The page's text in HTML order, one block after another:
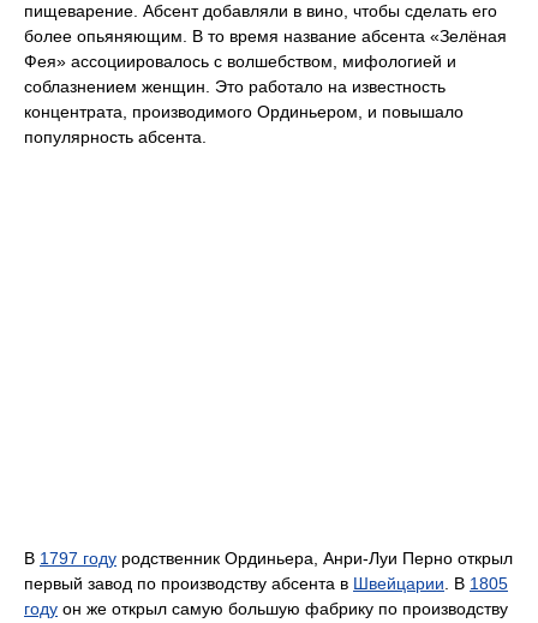
пищеварение. Абсент добавляли в вино, чтобы сделать его
более опьяняющим. В то время название абсента «Зелёная
Фея» ассоциировалось с волшебством, мифологией и
соблазнением женщин. Это работало на известность
концентрата, производимого Ординьером, и повышало
популярность абсента.
В 1797 году родственник Ординьера, Анри-Луи Перно открыл
первый завод по производству абсента в Швейцарии. В 1805
году он же открыл самую большую фабрику по производству